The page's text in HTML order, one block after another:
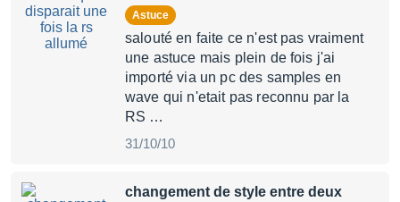
Astuce
salouté en faite ce n'est pas vraiment
une astuce mais plein de fois j'ai
importé via un pc des samples en
wave qui n'etait pas reconnu par la
RS …
31/10/10
changement de style entre deux